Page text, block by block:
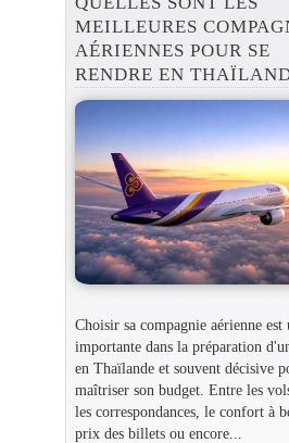
MEILLEURES
AÉRIENNES POUR SE
RENDRE EN
Choisir sa compagnie aérienne est
importante dans la préparation
en Thaïlande et souvent décisive
maîtriser son budget. Entre les
les correspondances, le confort à
prix des billets ou encore...